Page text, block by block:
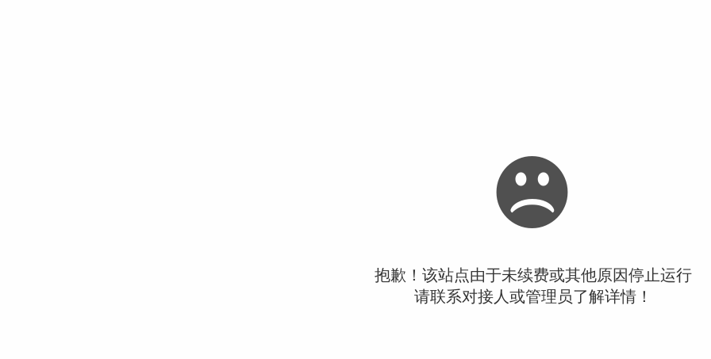
抱歉！该站点由于未续费或其他原因停止运行
请联系对接人或管理员了解详情！